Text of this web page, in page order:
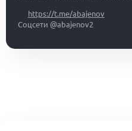
https://t.me/abajenov
Соцсети @abajenov2